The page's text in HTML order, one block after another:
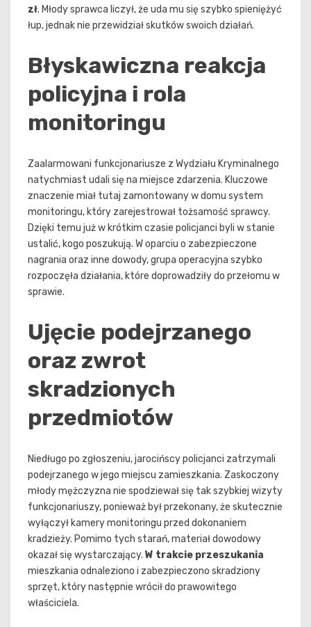
zł. Młody sprawca liczył, że uda mu się szybko spieniężyć
łup, jednak nie przewidział skutków swoich działań.
Błyskawiczna reakcja
policyjna i rola
monitoringu
Zaalarmowani funkcjonariusze z Wydziału Kryminalnego
natychmiast udali się na miejsce zdarzenia. Kluczowe
znaczenie miał tutaj zamontowany w domu system
monitoringu, który zarejestrował tożsamość sprawcy.
Dzięki temu już w krótkim czasie policjanci byli w stanie
ustalić, kogo poszukują. W oparciu o zabezpieczone
nagrania oraz inne dowody, grupa operacyjna szybko
rozpoczęła działania, które doprowadziły do przełomu w
sprawie.
Ujęcie podejrzanego
oraz zwrot
skradzionych
przedmiotów
Niedługo po zgłoszeniu, jarocińscy policjanci zatrzymali
podejrzanego w jego miejscu zamieszkania. Zaskoczony
młody mężczyzna nie spodziewał się tak szybkiej wizyty
funkcjonariuszy, ponieważ był przekonany, że skutecznie
wyłączył kamery monitoringu przed dokonaniem
kradzieży. Pomimo tych starań, materiał dowodowy
okazał się wystarczający. W trakcie przeszukania
mieszkania odnaleziono i zabezpieczono skradziony
sprzęt, który następnie wrócił do prawowitego
właściciela.